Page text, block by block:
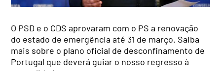
O PSD e o CDS aprovaram com o PS a renovação
do estado de emergência até 31 de março. Saiba
mais sobre o plano oficial de desconfinamento de
Portugal que deverá guiar o nosso regresso à